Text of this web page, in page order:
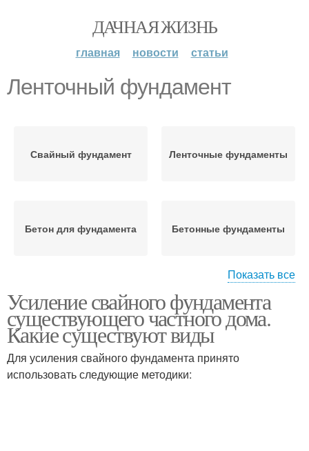
ДАЧНАЯ ЖИЗНЬ
главная новости статьи
Ленточный фундамент
Свайный фундамент Ленточные фундаменты
Бетон для фундамента Бетонные фундаменты
Фундамент в земле
Фундамент на винтовых
сваях
Фундамент на бетонных
Плитный фундамент
Показать все
Усиление свайного фундамента
существующего частного дома.
Какие существуют виды
Для усиления свайного фундамента принято
использовать следующие методики: